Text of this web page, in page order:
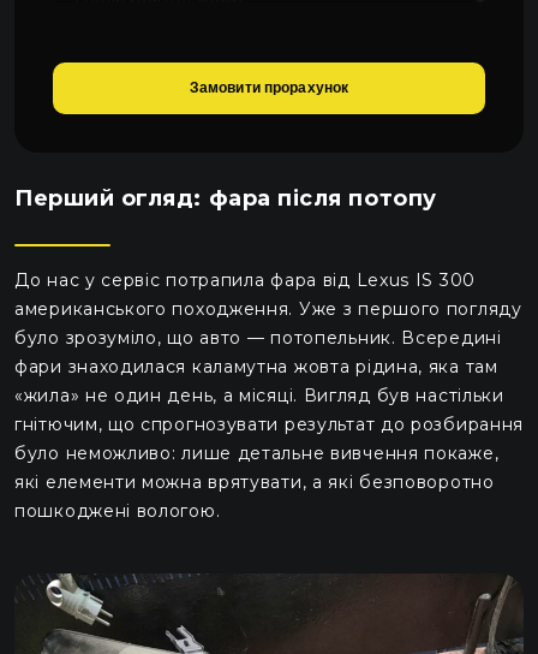
Замовити прорахунок
Перший огляд: фара після потопу
До нас у сервіс потрапила фара від Lexus IS 300
американського походження. Уже з першого погляду
було зрозуміло, що авто — потопельник. Всередині
фари знаходилася каламутна жовта рідина, яка там
«жила» не один день, а місяці. Вигляд був настільки
гнітючим, що спрогнозувати результат до розбирання
було неможливо: лише детальне вивчення покаже,
які елементи можна врятувати, а які безповоротно
пошкоджені вологою.